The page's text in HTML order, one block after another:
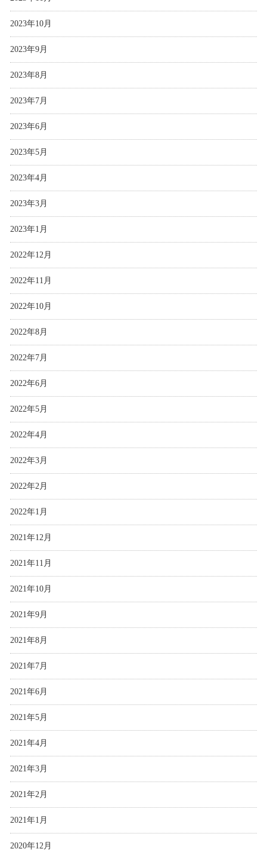
2023年10月
2023年9月
2023年8月
2023年7月
2023年6月
2023年5月
2023年4月
2023年3月
2023年1月
2022年12月
2022年11月
2022年10月
2022年8月
2022年7月
2022年6月
2022年5月
2022年4月
2022年3月
2022年2月
2022年1月
2021年12月
2021年11月
2021年10月
2021年9月
2021年8月
2021年7月
2021年6月
2021年5月
2021年4月
2021年3月
2021年2月
2021年1月
2020年12月